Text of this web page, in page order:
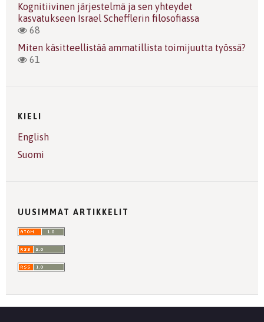
Kognitiivinen järjestelmä ja sen yhteydet
kasvatukseen Israel Schefflerin filosofiassa
68
Miten käsitteellistää ammatillista toimijuutta työssä?
61
KIELI
English
Suomi
UUSIMMAT ARTIKKELIT